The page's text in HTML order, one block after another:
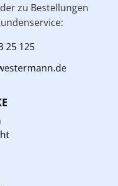
zu Bestellungen
25 125